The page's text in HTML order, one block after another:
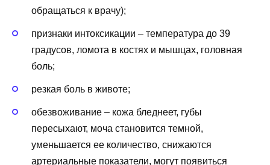
обращаться к врачу);
признаки интоксикации – температура до 39
градусов, ломота в костях и мышцах, головная
боль;
резкая боль в животе;
обезвоживание – кожа бледнеет, губы
пересыхают, моча становится темной,
уменьшается ее количество, снижаются
артериальные показатели, могут появиться